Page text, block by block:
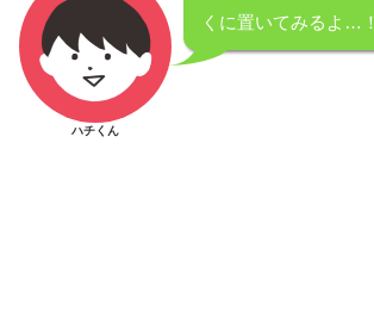
ハチくん
くに置いてみるよ…！